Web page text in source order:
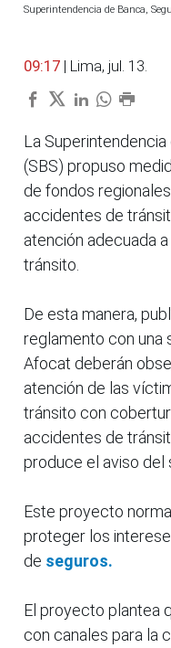
Superintendencia de Banca,
09:17 | Lima, jul. 13.
La
(SBS) propuso
de fondos
accidentes de
atención adecuada
tránsito.
De esta manera,
reglamento con una
Afocat deberán
atención de las
tránsito con
accidentes de
produce el aviso del
Este proyecto
proteger los
de seguros.
El proyecto plantea
con canales para la